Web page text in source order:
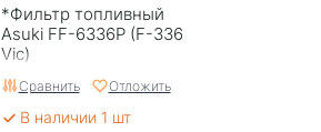
*Фильтр топливный
Asuki FF-6336P (F-336
Vic)
Сравнить Отложить
В наличии 1 шт